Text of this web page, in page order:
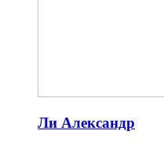
Ли Александр